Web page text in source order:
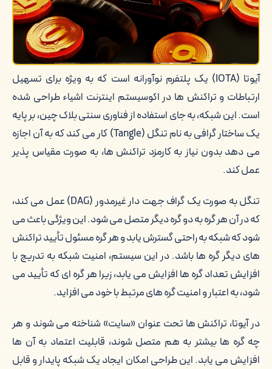
آیوتا (IOTA) یک پلتفرم نوآورانه است که به ویژه برای تسهیل
ارتباطات و تراکنش ها در اکوسیستم اینترنت اشیاء طراحی شده
است. این شبکه، به جای استفاده از فناوری سنتی بلاک چین، بر پایه
یک ساختار گرافی به نام تنگل (Tangle) کار می کند که به آن اجازه
می دهد بدون نیاز به کارمزد تراکنش ها، به صورت مقیاس پذیر
عمل کند.
تنگل به صورت یک گراف جهت دار غیرمدور (DAG) عمل می کند،
که در آن هر گره به دو گره دیگر متصل می شود. این ویژگی باعث می
شود که شبکه به راحتی گسترش یابد و هر گره مسئول تأیید تراکنش
های دیگر گره ها باشد. در این سیستم، امنیت شبکه به تدریج با
افزایش تعداد گره ها افزایش می یابد، زیرا هر گره ای که تأیید می
شود، به اعتبار و امنیت گره های مرتبط با خود می افزاید.
در آیوتا، تراکنش ها تحت عنوان «سایت» شناخته می شوند و هر
چه گره ها بیشتر به هم متصل شوند، قابلیت اعتماد به آن ها
افزایش می یابد. این طراحی امکان ایجاد یک شبکه پایدار و قابل